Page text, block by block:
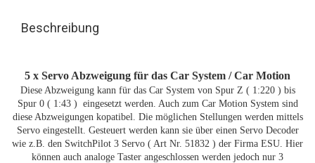
Beschreibung
5 x Servo Abzweigung für das Car System / Car Motion
Diese Abzweigung kann für das Car System von Spur Z ( 1:220 ) bis
Spur 0 ( 1:43 ) eingesetzt werden. Auch zum Car Motion System sind
diese Abzweigungen kopatibel. Die möglichen Stellungen werden mittels
Servo eingestellt. Gesteuert werden kann sie über einen Servo Decoder
wie z.B. den SwitchPilot 3 Servo ( Art Nr. 51832 ) der Firma ESU. Hier
können auch analoge Taster angeschlossen werden jedoch nur 3